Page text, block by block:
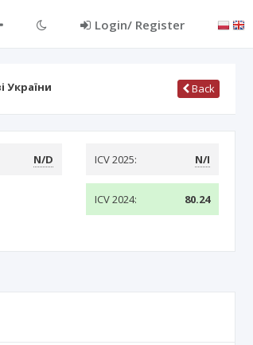
Login/ Register
України Back
N/D ICV 2025: N/I
ICV 2024: 80.24